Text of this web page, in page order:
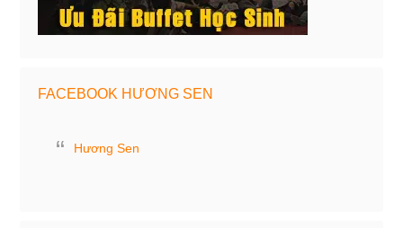
FACEBOOK HƯƠNG SEN
Hương Sen